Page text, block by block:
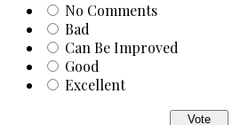
No Comments
Bad
Can Be Improved
Good
Excellent